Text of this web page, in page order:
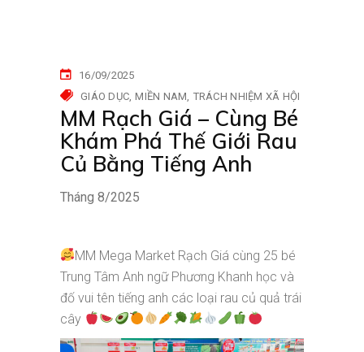
16/09/2025
GIÁO DỤC MIỀN NAM TRÁCH NHIỆM XÃ HỘI
MM Rạch Giá – Cùng Bé
Khám Phá Thế Giới Rau
Củ Bằng Tiếng Anh
Tháng 8/2025
MM Mega Market Rạch Giá cùng 25 bé
Trung Tâm Anh ngữ Phương Khanh học và
đố vui tên tiếng anh các loại rau củ quả trái
cây